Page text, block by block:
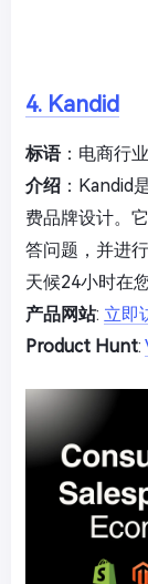
4. Kandid
标语：电商行
介绍 ：Kandid
费品牌设计。
答问题，并进
天候24小时在
产品网站: 立即
Product Hunt: